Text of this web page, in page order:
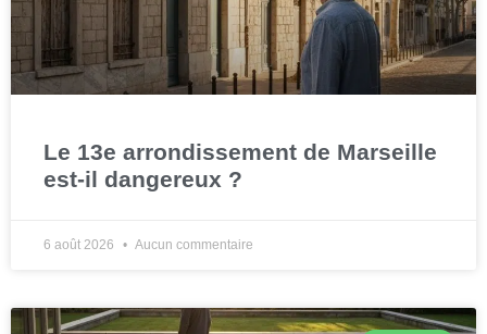
Le 13e arrondissement de Marseille
est-il dangereux ?
6 août 2026 Aucun commentaire